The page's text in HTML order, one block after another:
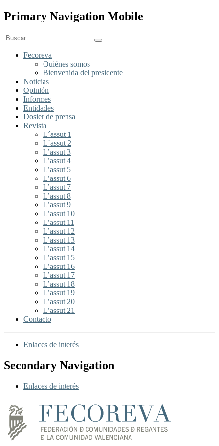
Primary Navigation Mobile
Fecoreva
Quiénes somos
Bienvenida del presidente
Noticias
Opinión
Informes
Entidades
Dosier de prensa
Revista
L´assut 1
L´assut 2
L’assut 3
L’assut 4
L’assut 5
L’assut 6
L’assut 7
L’assut 8
L’assut 9
L’assut 10
L’assut 11
L’assut 12
L’assut 13
L’assut 14
L’assut 15
L’assut 16
L’assut 17
L’assut 18
L’assut 19
L’assut 20
L’assut 21
Contacto
Enlaces de interés
Secondary Navigation
Enlaces de interés